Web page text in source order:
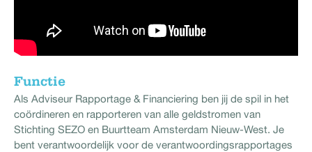
Functie
Als Adviseur Rapportage & Financiering ben jij de spil in het
coördineren en rapporteren van alle geldstromen van
Stichting SEZO en Buurtteam Amsterdam Nieuw-West. Je
bent verantwoordelijk voor de verantwoordingsrapportages